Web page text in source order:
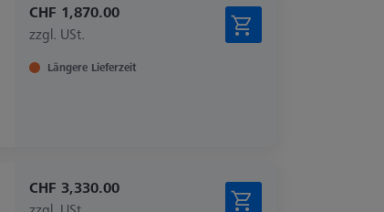
CHF 1,870.00
zzgl. USt.
Längere Lieferzeit
CHF 3,330.00